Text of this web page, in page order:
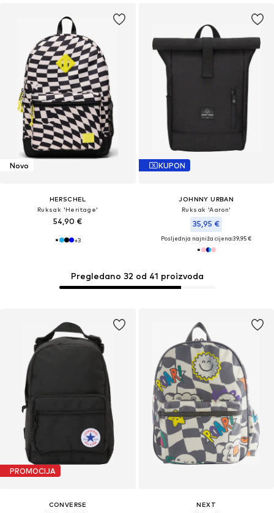
Novo
HERSCHEL
Ruksak 'Heritage'
54,90 €
+3
KUPON
JOHNNY URBAN
Ruksak 'Aaron'
35,95 €
Posljednja najniža cijena:39,95 €
PROMOCIJA
CONVERSE
Pregledano 32 od 41 proizvoda
NEXT